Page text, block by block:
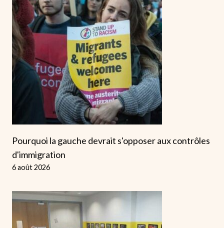
Pourquoi la gauche devrait s'opposer aux contrôles
d'immigration
6 août 2026